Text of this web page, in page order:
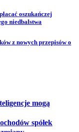
oszukańczej
niedbalstwa
z nowych przepisów o
mogą
karcie
spółekotwiera